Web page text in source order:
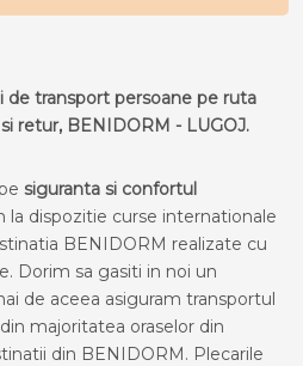
de transport persoane pe ruta
retur, BENIDORM - LUGOJ.
siguranta si confortul
la dispozitie curse internationale
BENIDORM realizate cu
Dorim sa gasiti in noi un
de aceea asiguram transportul
majoritatea oraselor din
din BENIDORM. Plecarile